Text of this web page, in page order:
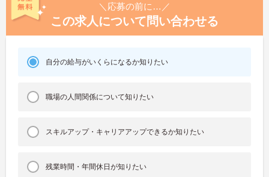
＼応募の前に…／
この求人について問い合わせる
自分の給与がいくらになるか知りたい
職場の人間関係について知りたい
スキルアップ・キャリアアップできるか知りたい
残業時間・年間休日が知りたい